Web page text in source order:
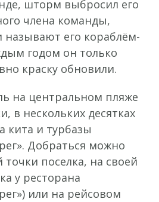
шторм выбросил его
члена команды,
называют его кораблём-
годом он только
краску обновили.
на центральном пляже
в нескольких десятках
кита и турбазы
Добраться можно
поселка, на своей
у ресторана
или на рейсовом